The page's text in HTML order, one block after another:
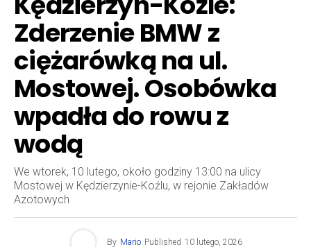
Zderzenie BMW z
ciężarówką na ul.
Mostowej. Osobówka
wpadła do rowu z
wodą
We wtorek, 10 lutego, około godziny 13:00 na ulicy
Mostowej w Kędzierzynie-Koźlu, w rejonie Zakładów
Azotowych
By Mario Published 10 lutego, 2026